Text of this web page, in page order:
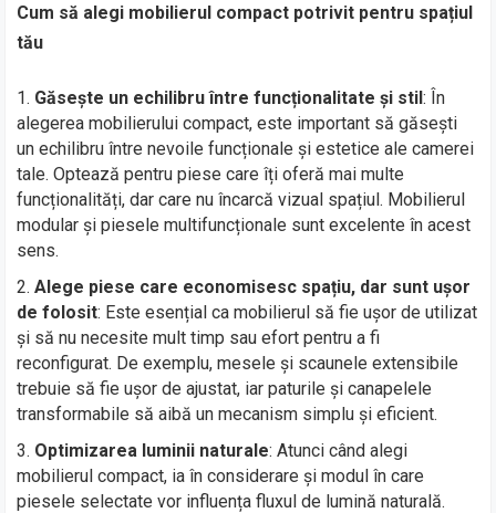
Cum să alegi mobilierul compact potrivit pentru spațiul
tău
Găsește un echilibru între funcționalitate și stil: În
alegerea mobilierului compact, este important să găsești
un echilibru între nevoile funcționale și estetice ale camerei
tale. Optează pentru piese care îți oferă mai multe
funcționalități, dar care nu încarcă vizual spațiul. Mobilierul
modular și piesele multifuncționale sunt excelente în acest
sens.
Alege piese care economisesc spațiu, dar sunt ușor
de folosit: Este esențial ca mobilierul să fie ușor de utilizat
și să nu necesite mult timp sau efort pentru a fi
reconfigurat. De exemplu, mesele și scaunele extensibile
trebuie să fie ușor de ajustat, iar paturile și canapelele
transformabile să aibă un mecanism simplu și eficient.
Optimizarea luminii naturale: Atunci când alegi
mobilierul compact, ia în considerare și modul în care
piesele selectate vor influența fluxul de lumină naturală.